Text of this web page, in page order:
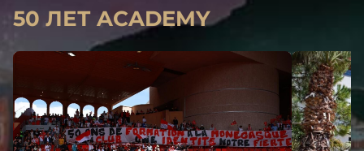
50 ЛЕТ ACADEMY